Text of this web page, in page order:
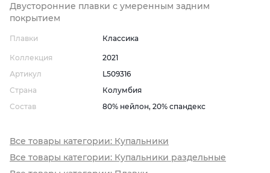
Двусторонние плавки с умеренным задним
покрытием
Плавки Классика
Коллекция
2021
Артикул
L509316
Страна
Колумбия
Состав
80% нейлон, 20% спандекс
Все товары категории: Купальники
Все товары категории: Купальники раздельные